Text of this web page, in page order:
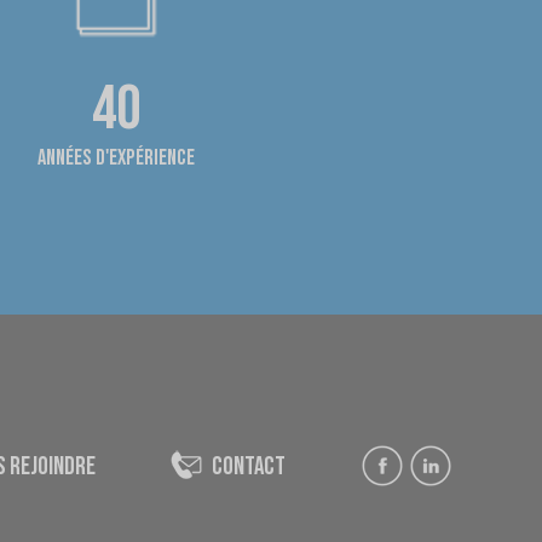
40
années d'expérience
rejoindre contact